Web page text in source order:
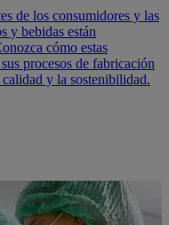
de los consumidores y las
y bebidas están
cómo estas
procesos de fabricación
y la sostenibilidad.